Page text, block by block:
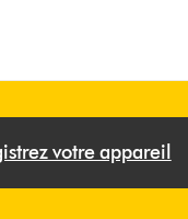
votre appareil